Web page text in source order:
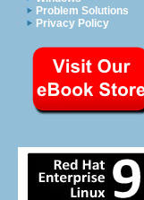
Problem Solutions
Privacy Policy